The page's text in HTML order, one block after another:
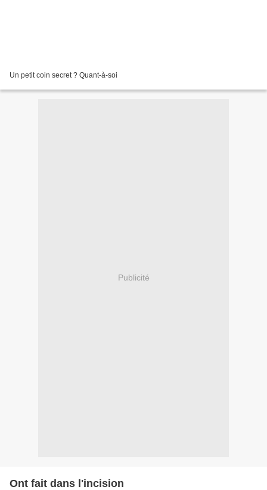
Un petit coin secret ? Quant-à-soi
Publicité
Ont fait dans l'incision